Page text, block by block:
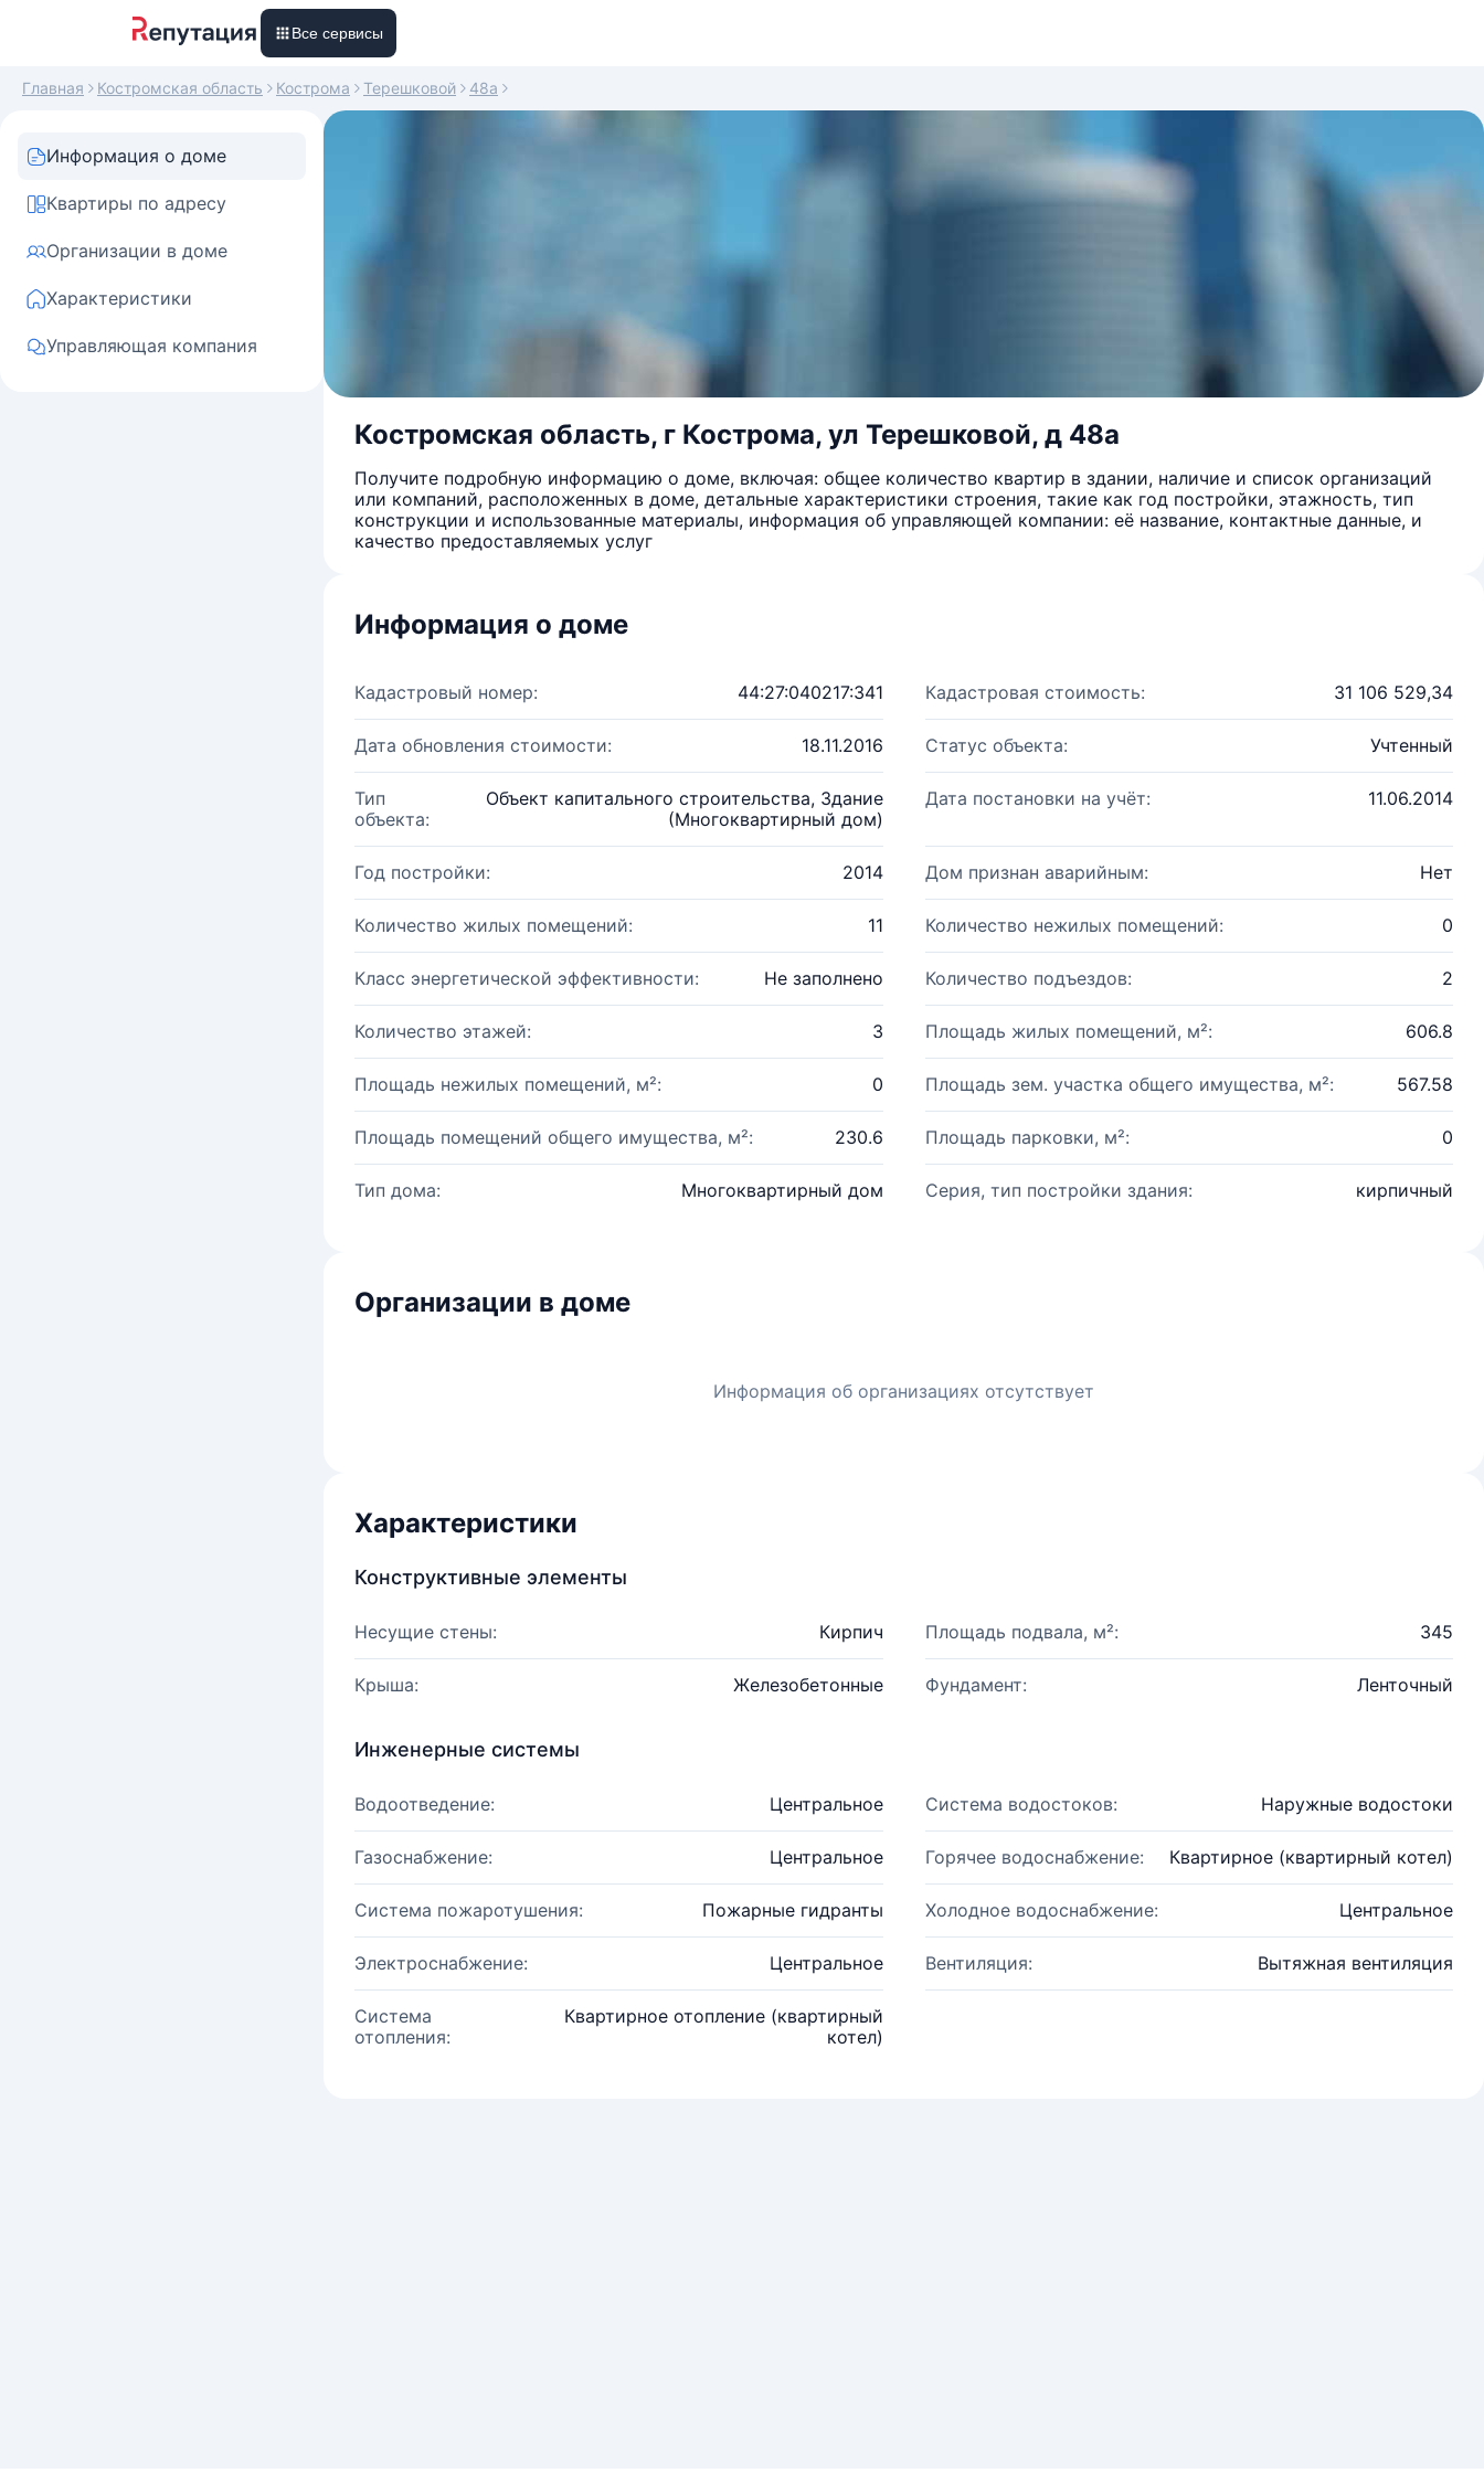
Все сервисы
Главная Костромская область Кострома Терешковой 48а
Информация о доме
Квартиры по адресу
Организации в доме
Характеристики
Управляющая компания
Костромская область, г Кострома, ул Терешковой, д 48а
Получите подробную информацию о доме, включая: общее количество квартир в здании, наличие и список организаций
или компаний, расположенных в доме, детальные характеристики строения, такие как год постройки, этажность, тип
конструкции и использованные материалы, информация об управляющей компании: её название, контактные данные, и
качество предоставляемых услуг
Информация о доме
Кадастровый номер: 44:27:040217:341 Кадастровая стоимость: 31 106 529,34
Дата обновления стоимости: 18.11.2016 Статус объекта: Учтенный
Тип
объекта:
Объект капитального строительства, Здание
(Многоквартирный дом)
Дата постановки на учёт: 11.06.2014
Год постройки: 2014 Дом признан аварийным: Нет
Количество жилых помещений: 11 Количество нежилых помещений: 0
Класс энергетической эффективности: Не заполнено Количество подъездов: 2
Количество этажей: 3 Площадь жилых помещений, м²: 606.8
Площадь нежилых помещений, м²: 0 Площадь зем. участка общего имущества, м²: 567.58
Площадь помещений общего имущества, м²: 230.6 Площадь парковки, м²: 0
Тип дома: Многоквартирный дом Серия, тип постройки здания: кирпичный
Организации в доме
Информация об организациях отсутствует
Характеристики
Конструктивные элементы
Несущие стены: Кирпич Площадь подвала, м²: 345
Крыша: Железобетонные Фундамент: Ленточный
Инженерные системы
Водоотведение: Центральное Система водостоков: Наружные водостоки
Газоснабжение: Центральное Горячее водоснабжение: Квартирное (квартирный котел)
Система пожаротушения: Пожарные гидранты Холодное водоснабжение: Центральное
Электроснабжение: Центральное Вентиляция: Вытяжная вентиляция
Система
отопления:
Квартирное отопление (квартирный
котел)